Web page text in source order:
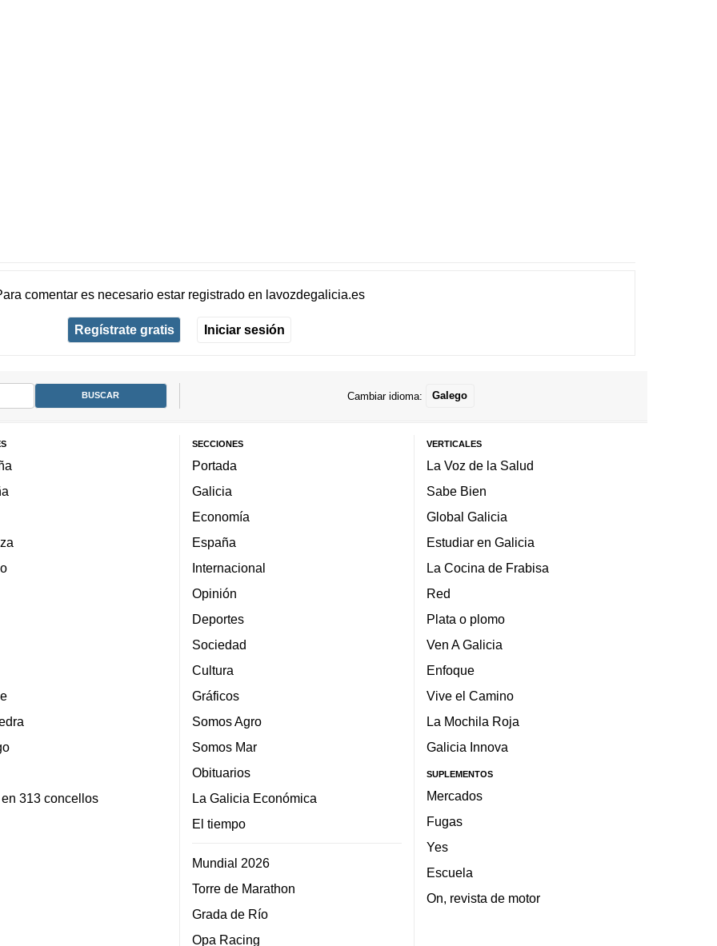
comentar es necesario estar registradoen lavozdegalicia.es
Regístrate gratis Iniciar sesión
Cambiar idioma: Galego
313 concellos
SECCIONES
Portada
Galicia
Economía
España
Internacional
Opinión
Deportes
Sociedad
Cultura
Gráficos
Somos Agro
Somos Mar
Obituarios
La Galicia Económica
El tiempo
Mundial 2026
Torre de Marathon
Grada de Río
Opa Racing
VERTICALES
La Voz de la Salud
Sabe Bien
Global Galicia
Estudiar en Galicia
La Cocina de Frabisa
Red
Plata o plomo
Ven A Galicia
Enfoque
Vive el Camino
La Mochila Roja
Galicia Innova
SUPLEMENTOS
Mercados
Fugas
Yes
Escuela
On, revista de motor